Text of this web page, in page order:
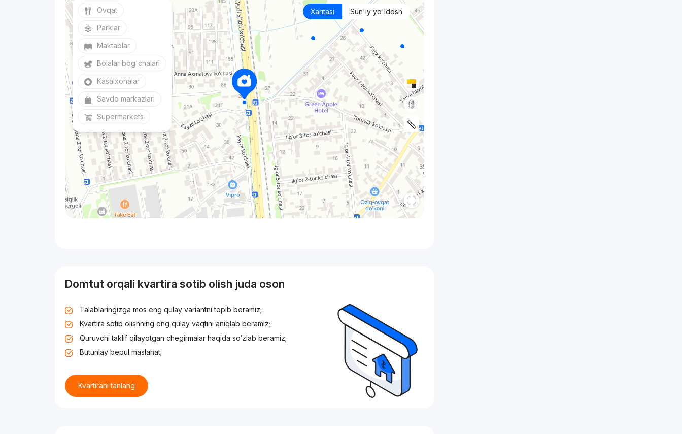
Xaritasi Sun'iy yo'ldosh
Ovqat
Parklar
Maktablar
Bolalar bog'chalari
Kasalxonalar
Savdo markazlari
Supermarkets
Domtut orqali kvartira sotib olish juda oson
Talablaringizga mos eng qulay variantni topib beramiz;
Kvartira sotib olishning eng qulay vaqtini aniqlab beramiz;
Quruvchi taklif qilayotgan chegirmalar haqida so‘zlab beramiz;
Butunlay bepul maslahat;
Kvartirani tanlang